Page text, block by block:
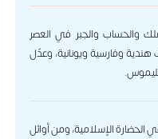
والحساب والجبر في العصر
وفارسية ويونانية، وعدّل
الرياضيات في الحضارة الإسلامية، ومن أوائل